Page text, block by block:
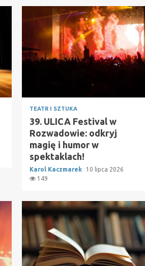
TEATR I SZTUKA
39. ULICA Festival w
Rozwadowie: odkryj
magię i humor w
spektaklach!
Karol Kaczmarek
10 lipca 2026
149